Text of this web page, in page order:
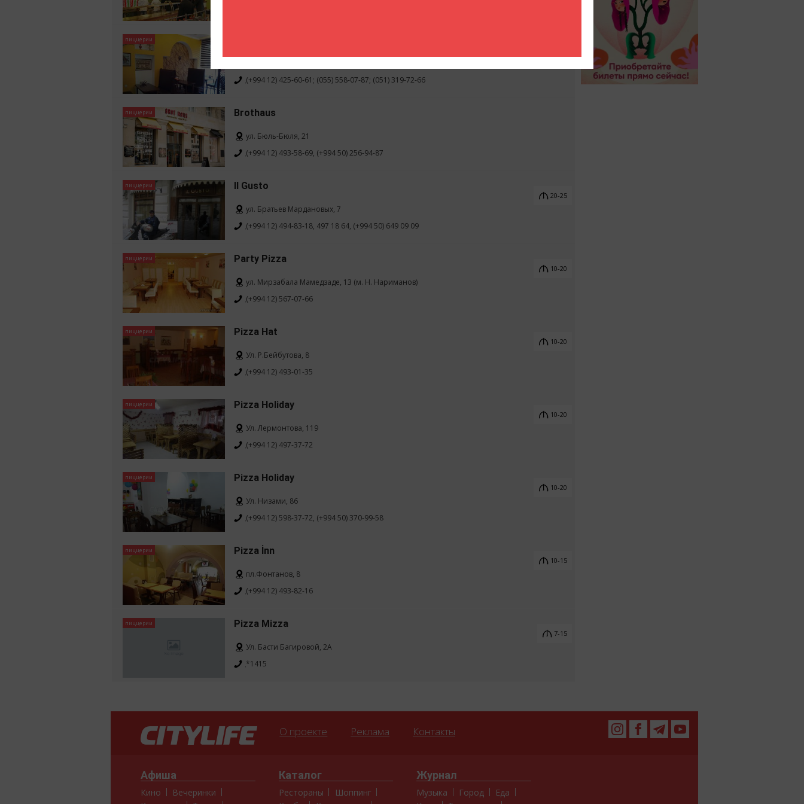
пиццерии
(+994 12) 425-60-61; (055) 558-07-87; (051) 319-72-66
пиццерии Brothaus
ул. Бюль-Бюля, 21
(+994 12) 493-58-69, (+994 50) 256-94-87
пиццерии Il Gusto
ул. Братьев Мардановых, 7
(+994 12) 494-83-18, 497 18 64, (+994 50) 649 09 09
20-25
пиццерии Party Pizza
ул. Мирзабала Мамедзаде, 13 (м. Н. Нариманов)
(+994 12) 567-07-66
10-20
пиццерии Pizza Hat
Ул. Р.Бейбутова, 8
(+994 12) 493-01-35
10-20
пиццерии Pizza Holiday
Ул. Лермонтова, 119
(+994 12) 497-37-72
10-20
пиццерии Pizza Holiday
Ул. Низами, 86
(+994 12) 598-37-72, (+994 50) 370-99-58
10-20
пиццерии Pizza İnn
пл.Фонтанов, 8
(+994 12) 493-82-16
10-15
пиццерии Pizza Mizza
Ул. Басти Багировой, 2А
*1415
7-15
О проекте Реклама Контакты
Афиша
Кино
Вечеринки
Каталог
Рестораны
Шоппинг
Журнал
Музыка Город
Еда